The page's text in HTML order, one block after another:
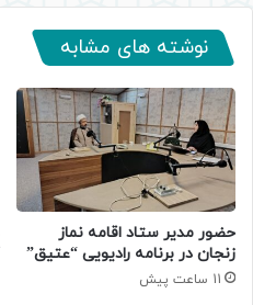
نوشته های مشابه
حضور مدیر ستاد اقامه نماز
زنجان در برنامه رادیویی “عتیق”
11 ساعت پیش